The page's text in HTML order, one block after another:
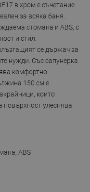
в хром е съчетание
за всяка баня.
стомана и ABS, с
и стил.
се държач за
нужди. Със сапунерка
комфортно
150 см е
които
повърхност улеснява
ABS